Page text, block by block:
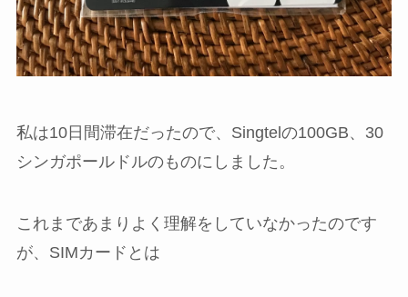
私は10日間滞在だったので、Singtelの100GB、30
シンガポールドルのものにしました。
これまであまりよく理解をしていなかったのです
が、SIMカードとは